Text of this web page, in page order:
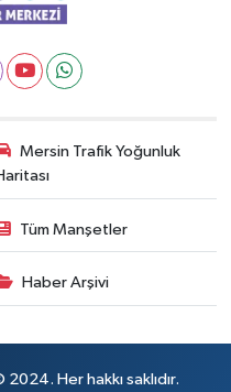
Mersin Trafik Yoğunluk
Tüm Manşetler
Haber Arşivi
Her hakkı saklıdır.